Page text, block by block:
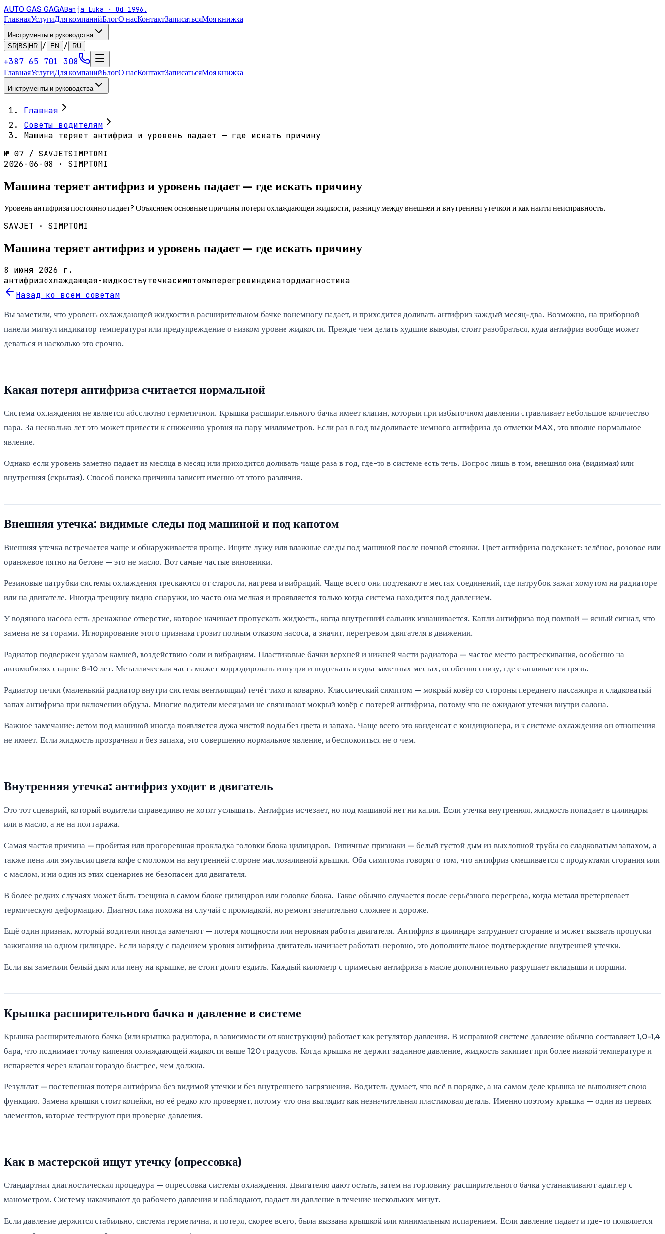
AUTO GAS GAGABanja Luka · Od 1996.
ГлавнаяУслугиДля компанийБлогО насКонтактЗаписатьсяМоя книжка
Инструменты и руководства
SR|BS|HR
/ EN / RU
+387 65 701 308
ГлавнаяУслугиДля компанийБлогО насКонтактЗаписатьсяМоя книжка
Инструменты и руководства
Главная
Советы водителям
Машина теряет антифриз и уровень падает — где искать причину
№ 07 / SAVJETSIMPTOMI
2026-06-08 · SIMPTOMI
Машина теряет антифриз и уровень падает — где искать причину
Уровень антифриза постоянно падает? Объясняем основные причины потери охлаждающей жидкости, разницу между внешней и внутренней утечкой и как найти неисправность.
SAVJET · SIMPTOMI
Машина теряет антифриз и уровень падает — где искать причину
8 июня 2026 г.
антифризохлаждающая-жидкостьутечкасимптомыперегревиндикатордиагностика
Назад ко всем советам
Вы заметили, что уровень охлаждающей жидкости в расширительном бачке понемногу падает, и приходится доливать антифриз каждый месяц-два. Возможно, на приборной
панели мигнул индикатор температуры или предупреждение о низком уровне жидкости. Прежде чем делать худшие выводы, стоит разобраться, куда антифриз вообще может
деваться и насколько это срочно.
Какая потеря антифриза считается нормальной
Система охлаждения не является абсолютно герметичной. Крышка расширительного бачка имеет клапан, который при избыточном давлении стравливает небольшое количество
пара. За несколько лет это может привести к снижению уровня на пару миллиметров. Если раз в год вы доливаете немного антифриза до отметки MAX, это вполне нормальное
явление.
Однако если уровень заметно падает из месяца в месяц или приходится доливать чаще раза в год, где-то в системе есть течь. Вопрос лишь в том, внешняя она (видимая) или
внутренняя (скрытая). Способ поиска причины зависит именно от этого различия.
Внешняя утечка: видимые следы под машиной и под капотом
Внешняя утечка встречается чаще и обнаруживается проще. Ищите лужу или влажные следы под машиной после ночной стоянки. Цвет антифриза подскажет: зелёное, розовое или
оранжевое пятно на бетоне — это не масло. Вот самые частые виновники.
Резиновые патрубки системы охлаждения трескаются от старости, нагрева и вибраций. Чаще всего они подтекают в местах соединений, где патрубок зажат хомутом на радиаторе
или на двигателе. Иногда трещину видно снаружи, но часто она мелкая и проявляется только когда система находится под давлением.
У водяного насоса есть дренажное отверстие, которое начинает пропускать жидкость, когда внутренний сальник изнашивается. Капли антифриза под помпой — ясный сигнал, что
замена не за горами. Игнорирование этого признака грозит полным отказом насоса, а значит, перегревом двигателя в движении.
Радиатор подвержен ударам камней, воздействию соли и вибрациям. Пластиковые бачки верхней и нижней части радиатора — частое место растрескивания, особенно на
автомобилях старше 8-10 лет. Металлическая часть может корродировать изнутри и подтекать в едва заметных местах, особенно снизу, где скапливается грязь.
Радиатор печки (маленький радиатор внутри системы вентиляции) течёт тихо и коварно. Классический симптом — мокрый ковёр со стороны переднего пассажира и сладковатый
запах антифриза при включении обдува. Многие водители месяцами не связывают мокрый ковёр с потерей антифриза, потому что не ожидают утечки внутри салона.
Важное замечание: летом под машиной иногда появляется лужа чистой воды без цвета и запаха. Чаще всего это конденсат с кондиционера, и к системе охлаждения он отношения
не имеет. Если жидкость прозрачная и без запаха, это совершенно нормальное явление, и беспокоиться не о чем.
Внутренняя утечка: антифриз уходит в двигатель
Это тот сценарий, который водители справедливо не хотят услышать. Антифриз исчезает, но под машиной нет ни капли. Если утечка внутренняя, жидкость попадает в цилиндры
или в масло, а не на пол гаража.
Самая частая причина — пробитая или прогоревшая прокладка головки блока цилиндров. Типичные признаки — белый густой дым из выхлопной трубы со сладковатым запахом, а
также пена или эмульсия цвета кофе с молоком на внутренней стороне маслозаливной крышки. Оба симптома говорят о том, что антифриз смешивается с продуктами сгорания или
с маслом, и ни один из этих сценариев не безопасен для двигателя.
В более редких случаях может быть трещина в самом блоке цилиндров или головке блока. Такое обычно случается после серьёзного перегрева, когда металл претерпевает
термическую деформацию. Диагностика похожа на случай с прокладкой, но ремонт значительно сложнее и дороже.
Ещё один признак, который водители иногда замечают — потеря мощности или неровная работа двигателя. Антифриз в цилиндре затрудняет сгорание и может вызвать пропуски
зажигания на одном цилиндре. Если наряду с падением уровня антифриза двигатель начинает работать неровно, это дополнительное подтверждение внутренней утечки.
Если вы заметили белый дым или пену на крышке, не стоит долго ездить. Каждый километр с примесью антифриза в масле дополнительно разрушает вкладыши и поршни.
Крышка расширительного бачка и давление в системе
Крышка расширительного бачка (или крышка радиатора, в зависимости от конструкции) работает как регулятор давления. В исправной системе давление обычно составляет 1,0-1,4
бара, что поднимает точку кипения охлаждающей жидкости выше 120 градусов. Когда крышка не держит заданное давление, жидкость закипает при более низкой температуре и
испаряется через клапан гораздо быстрее, чем должна.
Результат — постепенная потеря антифриза без видимой утечки и без внутреннего загрязнения. Водитель думает, что всё в порядке, а на самом деле крышка не выполняет свою
функцию. Замена крышки стоит копейки, но её редко кто проверяет, потому что она выглядит как незначительная пластиковая деталь. Именно поэтому крышка — один из первых
элементов, которые тестируют при проверке давления.
Как в мастерской ищут утечку (опрессовка)
Стандартная диагностическая процедура — опрессовка системы охлаждения. Двигателю дают остыть, затем на горловину расширительного бачка устанавливают адаптер с
манометром. Систему накачивают до рабочего давления и наблюдают, падает ли давление в течение нескольких минут.
Если давление держится стабильно, система герметична, и потеря, скорее всего, была вызвана крышкой или минимальным испарением. Если давление падает и где-то появляется